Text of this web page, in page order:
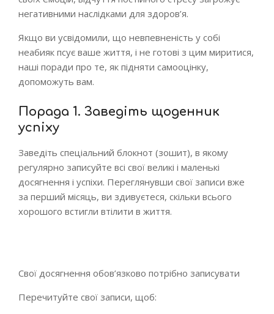
негативними наслідками для здоров’я.
Якщо ви усвідомили, що невпевненість у собі
неабияк псує ваше життя, і не готові з цим миритися,
наші поради про те, як підняти самооцінку,
допоможуть вам.
Порада 1. Заведіть щоденник
успіху
Заведіть спеціальний блокнот (зошит), в якому
регулярно записуйте всі свої великі і маленькі
досягнення і успіхи. Переглянувши свої записи вже
за перший місяць, ви здивуєтеся, скільки всього
хорошого встигли втілити в життя.
Свої досягнення обов’язково потрібно записувати
Перечитуйте свої записи, щоб: